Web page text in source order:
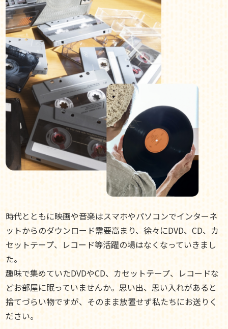
時代とともに映画や音楽はスマホやパソコンでインターネ
ットからのダウンロード需要高まり、徐々にDVD、CD、カ
セットテープ、レコード等活躍の場はなくなっていきまし
た。
趣味で集めていたDVDやCD、カセットテープ、レコードな
どお部屋に眠っていませんか。思い出、思い入れがあると
捨てづらい物ですが、そのまま放置せず私たちにお送りく
ださい。